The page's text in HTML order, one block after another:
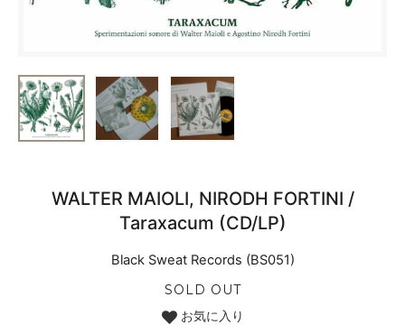
WALTER MAIOLI, NIRODH FORTINI /
Taraxacum (CD/LP)
Black Sweat Records (BS051)
SOLD OUT
お気に入り